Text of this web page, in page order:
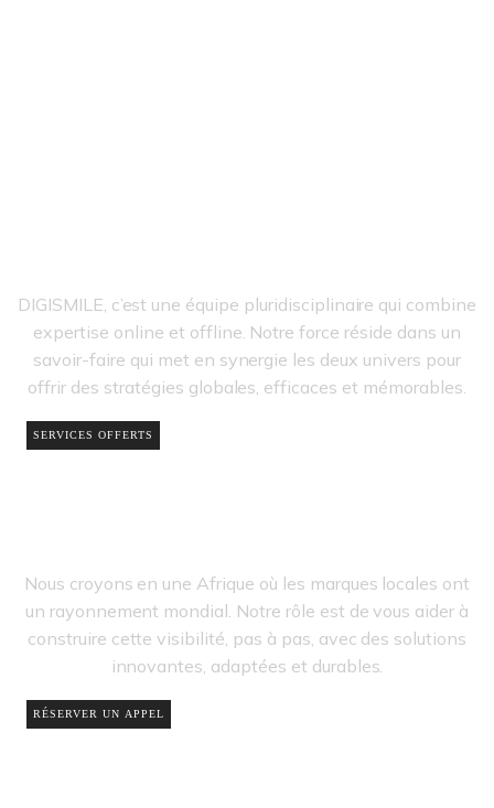
DIGISMILE, c’est une équipe pluridisciplinaire qui combine
expertise online et offline. Notre force réside dans un
savoir-faire qui met en synergie les deux univers pour
offrir des stratégies globales, efficaces et mémorables.
SERVICES OFFERTS
Nous croyons en une Afrique où les marques locales ont
un rayonnement mondial. Notre rôle est de vous aider à
construire cette visibilité, pas à pas, avec des solutions
innovantes, adaptées et durables.
RÉSERVER UN APPEL